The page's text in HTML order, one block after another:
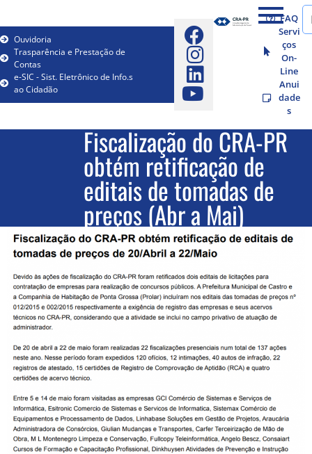
Ouvidoria
Trasparência e Prestação de
Contas
e-SIC - Sist. Eletrônico de Info.s
ao Cidadão
FAQ
Servi
ços
On-
Line
Anui
dade
s
Fiscalização do CRA-PR
obtém retificação de
editais de tomadas de
preços (Abr a Mai)